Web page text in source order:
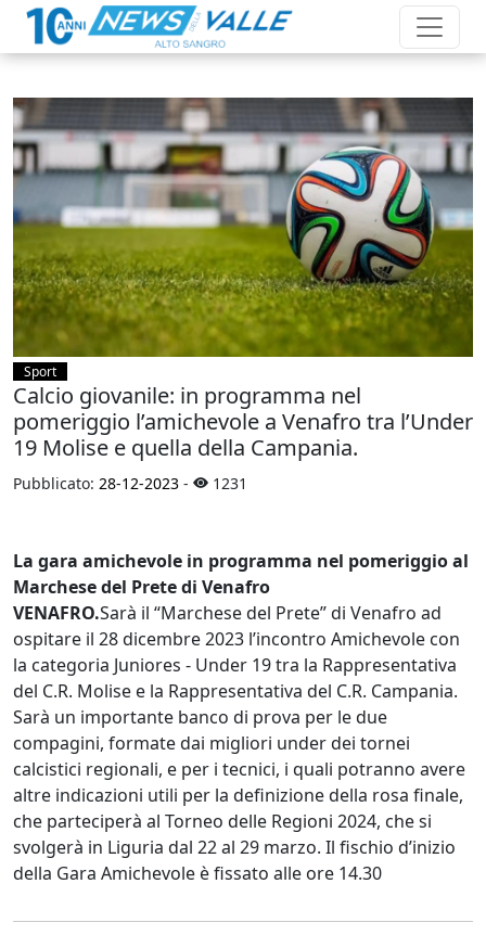
Sport
Calcio giovanile: in programma nel
pomeriggio l’amichevole a Venafro tra l’Under
19 Molise e quella della Campania.
Pubblicato: 28-12-2023 - 1231
La gara amichevole in programma nel pomeriggio al
Marchese del Prete di Venafro
VENAFRO.Sarà il “Marchese del Prete” di Venafro ad
ospitare il 28 dicembre 2023 l’incontro Amichevole con
la categoria Juniores - Under 19 tra la Rappresentativa
del C.R. Molise e la Rappresentativa del C.R. Campania.
Sarà un importante banco di prova per le due
compagini, formate dai migliori under dei tornei
calcistici regionali, e per i tecnici, i quali potranno avere
altre indicazioni utili per la definizione della rosa finale,
che parteciperà al Torneo delle Regioni 2024, che si
svolgerà in Liguria dal 22 al 29 marzo. Il fischio d’inizio
della Gara Amichevole è fissato alle ore 14.30